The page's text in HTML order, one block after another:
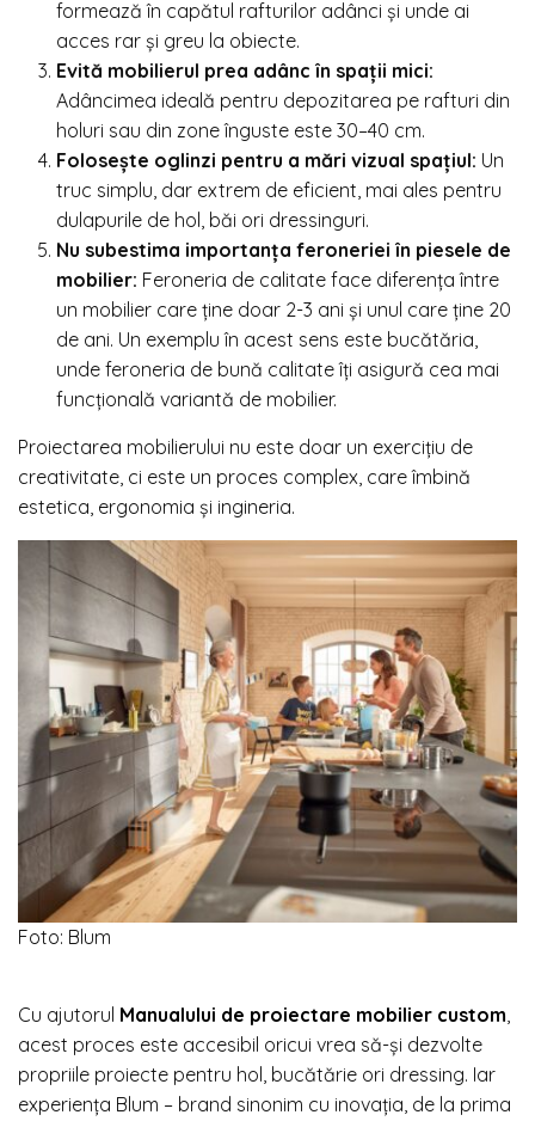
formează în capătul rafturilor adânci și unde ai
acces rar și greu la obiecte.
Evită mobilierul prea adânc în spații mici:
Adâncimea ideală pentru depozitarea pe rafturi din
holuri sau din zone înguste este 30–40 cm.
Folosește oglinzi pentru a mări vizual spațiul: Un
truc simplu, dar extrem de eficient, mai ales pentru
dulapurile de hol, băi ori dressinguri.
Nu subestima importanța feroneriei în piesele de
mobilier: Feroneria de calitate face diferența între
un mobilier care ține doar 2-3 ani și unul care ține 20
de ani. Un exemplu în acest sens este bucătăria,
unde feroneria de bună calitate îți asigură cea mai
funcțională variantă de mobilier.
Proiectarea mobilierului nu este doar un exercițiu de
creativitate, ci este un proces complex, care îmbină
estetica, ergonomia și ingineria.
Foto: Blum
Cu ajutorul Manualului de proiectare mobilier custom,
acest proces este accesibil oricui vrea să-și dezvolte
propriile proiecte pentru hol, bucătărie ori dressing. Iar
experiența Blum – brand sinonim cu inovația, de la prima